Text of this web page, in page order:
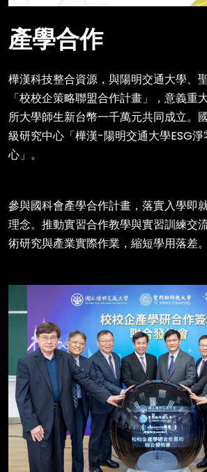
產學合作
樺漢科技整合資源，與陽明交通大學、
「校校企策略聯盟合作計畫」，意義重
所大學師生新台幣一千萬元共同成立。
級研究中心「樺漢-陽明交通大學ESG
心」。
參與國科會產學合作計畫，落實入學即
理念。推動實習合作教學與實習訓練交
術研究與產業實際作業，縮短學用落差。